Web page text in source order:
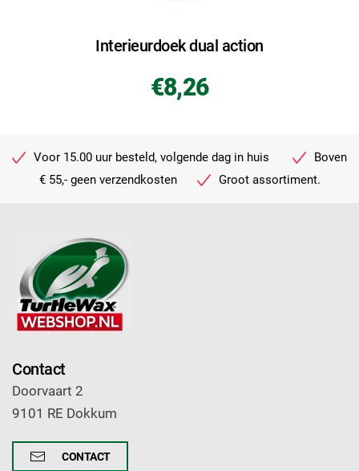
Interieurdoek dual action
€8,26
Voor 15.00 uur besteld, volgende dag in huis
Boven
€ 55,- geen verzendkosten
Groot assortiment.
Contact
Doorvaart 2
9101 RE Dokkum
CONTACT